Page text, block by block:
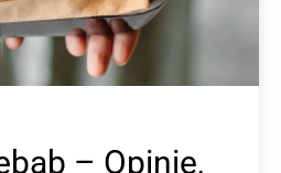
– Opinie,